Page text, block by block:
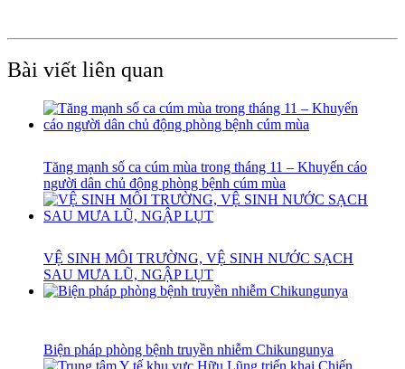
Bài viết liên quan
Tăng mạnh số ca cúm mùa trong tháng 11 – Khuyến cáo
người dân chủ động phòng bệnh cúm mùa
VỆ SINH MÔI TRƯỜNG, VỆ SINH NƯỚC SẠCH
SAU MƯA LŨ, NGẬP LỤT
Biện pháp phòng bệnh truyền nhiễm Chikungunya